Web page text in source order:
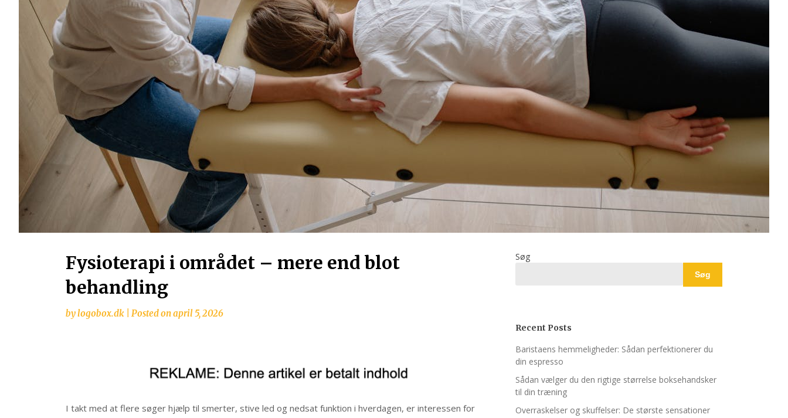
Fysioterapi i området – mere end blot
behandling
bylogobox.dk Posted onapril 5, 2026
I takt med at flere søger hjælp til smerter, stive led og nedsat funktion i hverdagen, er interessen for
Søg
Søg
Recent Posts
Baristaens hemmeligheder: Sådan perfektionerer du
din espresso
Sådan vælger du den rigtige størrelse boksehandsker
til din træning
Overraskelser og skuffelser: De største sensationer